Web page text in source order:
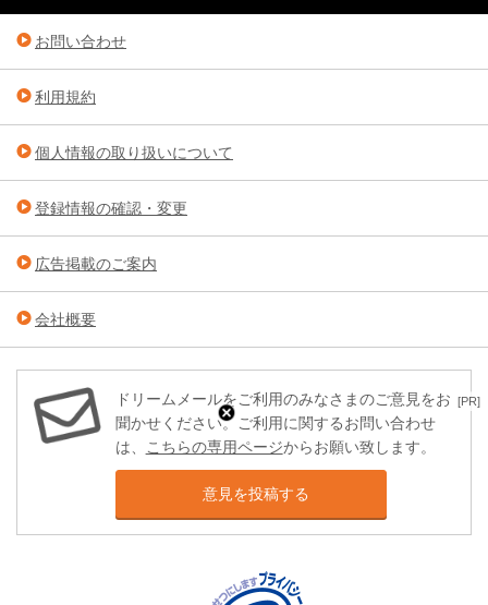
[PR]
お問い合わせ
利用規約
個人情報の取り扱いについて
登録情報の確認・変更
広告掲載のご案内
会社概要
ドリームメールをご利用のみなさまのご意見をお
聞かせください。ご利用に関するお問い合わせ
は、 こちらの専用ページからお願い致します。
意見を投稿する